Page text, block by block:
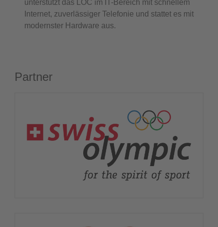
unterstützt das LOC im IT-Bereich mit schnellem
Internet, zuverlässiger Telefonie und stattet es mit
modernster Hardware aus.
Partner